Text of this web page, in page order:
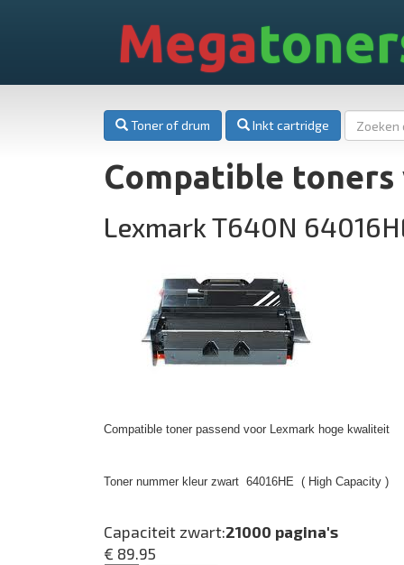
Mega
Toner of drum Inkt cartridge
Compatible toners
Lexmark T640N
Compatible toner passend voor Lexmark hoge kwaliteit
Toner nummer kleur zwart 64016HE ( High Capacity )
Capaciteit zwart:21000 pagina's
€ 89.95